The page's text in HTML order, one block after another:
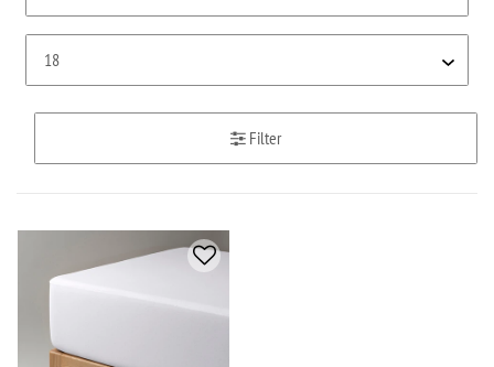
Filter